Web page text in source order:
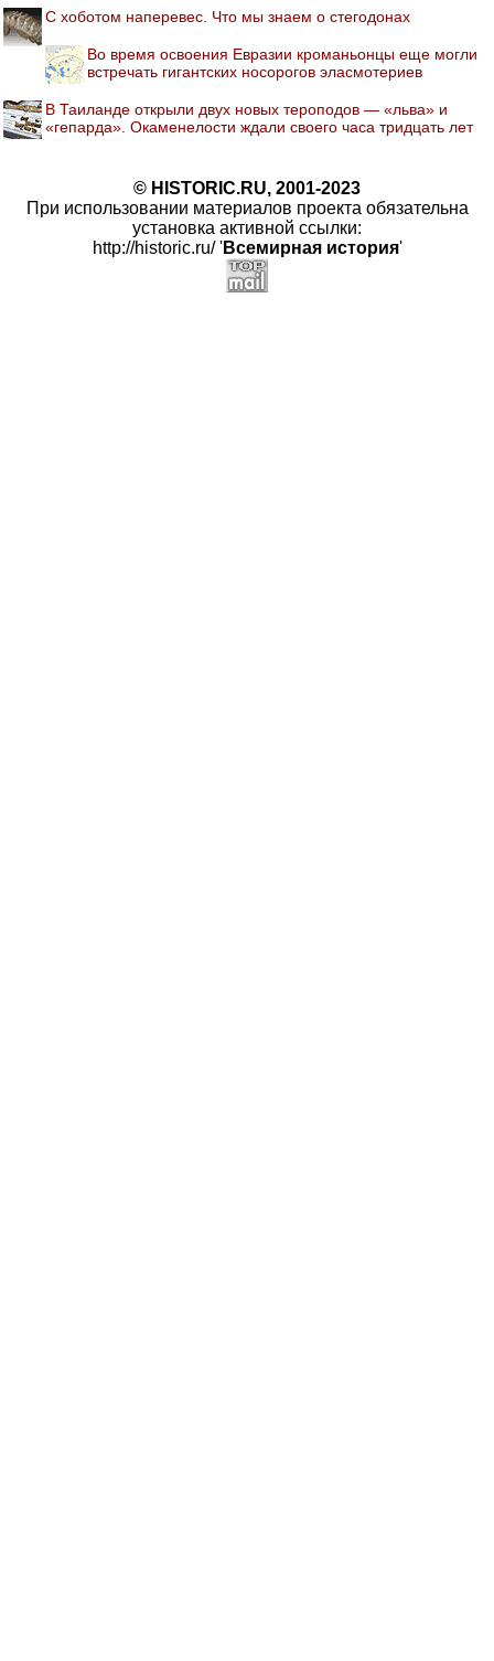
С хоботом наперевес. Что мы знаем о стегодонах
Во время освоения Евразии кроманьонцы еще могли
встречать гигантских носорогов эласмотериев
В Таиланде открыли двух новых тероподов — «льва» и
«гепарда». Окаменелости ждали своего часа тридцать лет
© HISTORIC.RU, 2001-2023
При использовании материалов проекта обязательна
установка активной ссылки:
http://historic.ru/ 'Всемирная история'